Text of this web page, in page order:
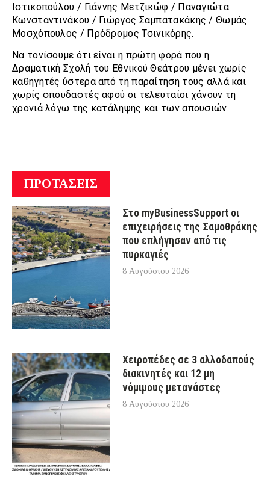
Ιστικοπούλου / Γιάννης Μετζικώφ / Παναγιώτα
Κωνσταντινάκου / Γιώργος Σαμπατακάκης / Θωμάς
Μοσχόπουλος / Πρόδρομος Τσινικόρης.
Να τονίσουμε ότι είναι η πρώτη φορά που η
Δραματική Σχολή του Εθνικού Θεάτρου μένει χωρίς
καθηγητές ύστερα από τη παραίτηση τους αλλά και
χωρίς σπουδαστές αφού οι τελευταίοι χάνουν τη
χρονιά λόγω της κατάληψης και των απουσιών.
ΠΡΟΤΑΣΕΙΣ
Στο myBusinessSupport οι
επιχειρήσεις της Σαμοθράκης
που επλήγησαν από τις
πυρκαγιές
8 Αυγούστου 2026
Χειροπέδες σε 3 αλλοδαπούς
διακινητές και 12 μη
νόμιμους μετανάστες
8 Αυγούστου 2026